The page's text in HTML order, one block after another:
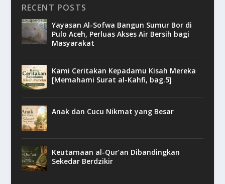
RECENT POSTS
Yayasan Al-Sofwa Bangun Sumur Bor di
Pulo Aceh, Perluas Akses Air Bersih bagi
Masyarakat
Kami Ceritakan Kepadamu Kisah Mereka
[Memahami Surat al-Kahfi, bag.5]
Anak dan Cucu Nikmat yang Besar
Keutamaan al-Qur’an Dibandingkan
Sekedar Berdzikir